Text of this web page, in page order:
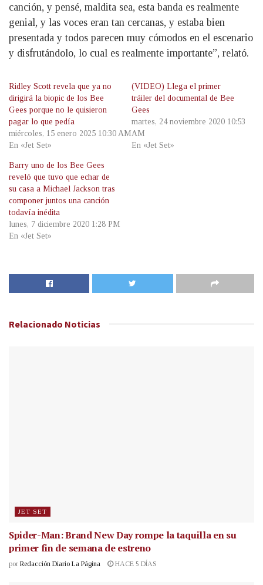
canción, y pensé, maldita sea, esta banda es realmente
genial, y las voces eran tan cercanas, y estaba bien
presentada y todos parecen muy cómodos en el escenario
y disfrutándolo, lo cual es realmente importante”, relató.
Ridley Scott revela que ya no
dirigirá la biopic de los Bee
Gees porque no le quisieron
pagar lo que pedía
miércoles, 15 enero 2025 10:30 AM
En «Jet Set»
(VIDEO) Llega el primer
tráiler del documental de Bee
Gees
martes, 24 noviembre 2020 10:53
AM
En «Jet Set»
Barry uno de los Bee Gees
reveló que tuvo que echar de
su casa a Michael Jackson tras
componer juntos una canción
todavía inédita
lunes, 7 diciembre 2020 1:28 PM
En «Jet Set»
Relacionado Noticias
JET SET
Spider-Man: Brand New Day rompe la taquilla en su
primer fin de semana de estreno
por Redacción Diario La Página HACE 5 DÍAS